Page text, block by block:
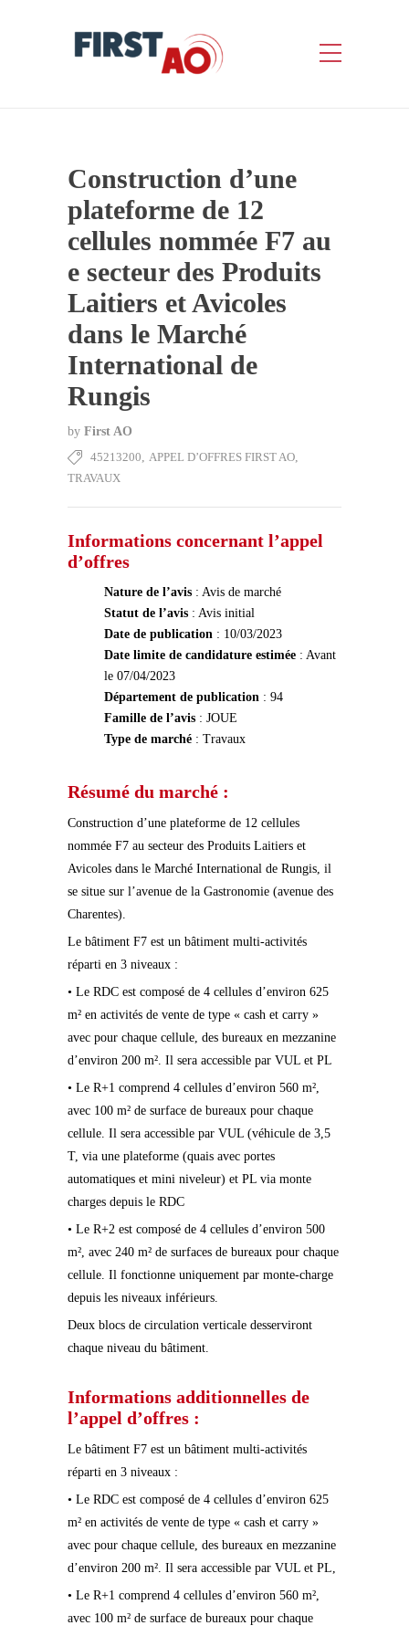
Construction d’une
plateforme de 12
cellules nommée F7 au
e secteur des Produits
Laitiers et Avicoles
dans le Marché
International de
Rungis
by First AO
45213200, APPEL D’OFFRES FIRST AO,
TRAVAUX
Informations concernant l’appel
d’offres
Nature de l’avis : Avis de marché
Statut de l’avis : Avis initial
Date de publication : 10/03/2023
Date limite de candidature estimée : Avant
le 07/04/2023
Département de publication : 94
Famille de l’avis : JOUE
Type de marché : Travaux
Résumé du marché :
Construction d’une plateforme de 12 cellules
nommée F7 au secteur des Produits Laitiers et
Avicoles dans le Marché International de Rungis, il
se situe sur l’avenue de la Gastronomie (avenue des
Charentes).
Le bâtiment F7 est un bâtiment multi-activités
réparti en 3 niveaux :
• Le RDC est composé de 4 cellules d’environ 625
m² en activités de vente de type « cash et carry »
avec pour chaque cellule, des bureaux en mezzanine
d’environ 200 m². Il sera accessible par VUL et PL
• Le R+1 comprend 4 cellules d’environ 560 m²,
avec 100 m² de surface de bureaux pour chaque
cellule. Il sera accessible par VUL (véhicule de 3,5
T, via une plateforme (quais avec portes
automatiques et mini niveleur) et PL via monte
charges depuis le RDC
• Le R+2 est composé de 4 cellules d’environ 500
m², avec 240 m² de surfaces de bureaux pour chaque
cellule. Il fonctionne uniquement par monte-charge
depuis les niveaux inférieurs.
Deux blocs de circulation verticale desserviront
chaque niveau du bâtiment.
Informations additionnelles de
l’appel d’offres :
Le bâtiment F7 est un bâtiment multi-activités
réparti en 3 niveaux :
• Le RDC est composé de 4 cellules d’environ 625
m² en activités de vente de type « cash et carry »
avec pour chaque cellule, des bureaux en mezzanine
d’environ 200 m². Il sera accessible par VUL et PL,
• Le R+1 comprend 4 cellules d’environ 560 m²,
avec 100 m² de surface de bureaux pour chaque